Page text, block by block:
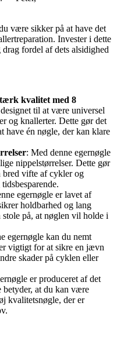
være sikker på at have det
Invester i dette
fordel af dets alsidighed
kvalitet med 8
til at være universel
og knallerter. Dette gør det
have én nøgle, der kan klare
: Med denne egernøgle
nippelstørrelser. Dette gør
bred vifte af cykler og
egernøgle er lavet af
holdbarhed og lang
på, at nøglen vil holde i
egernøgle kan du nemt
vigtigt for at sikre en jævn
skader på cyklen eller
er produceret af det
betyder, at du kan være
kvalitetsnøgle, der er